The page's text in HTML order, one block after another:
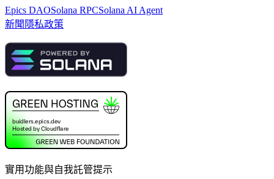
Epics DAOSolana RPCSolana AI Agent
新聞 隱私政策
實用功能與自我託管提示